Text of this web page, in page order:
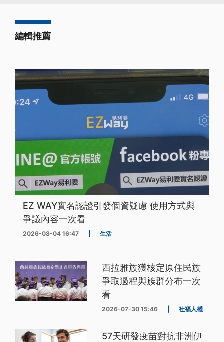
編輯推薦
EZ WAY實名認證引發個資疑慮 使用方式與
爭議內容一次看
2026-08-04 16:47 生活
西拉雅族獲核定原住民族
爭取過程與族群分布一次
看
2026-07-30 15:46 社福人權
57天研發疫苗對抗非洲伊